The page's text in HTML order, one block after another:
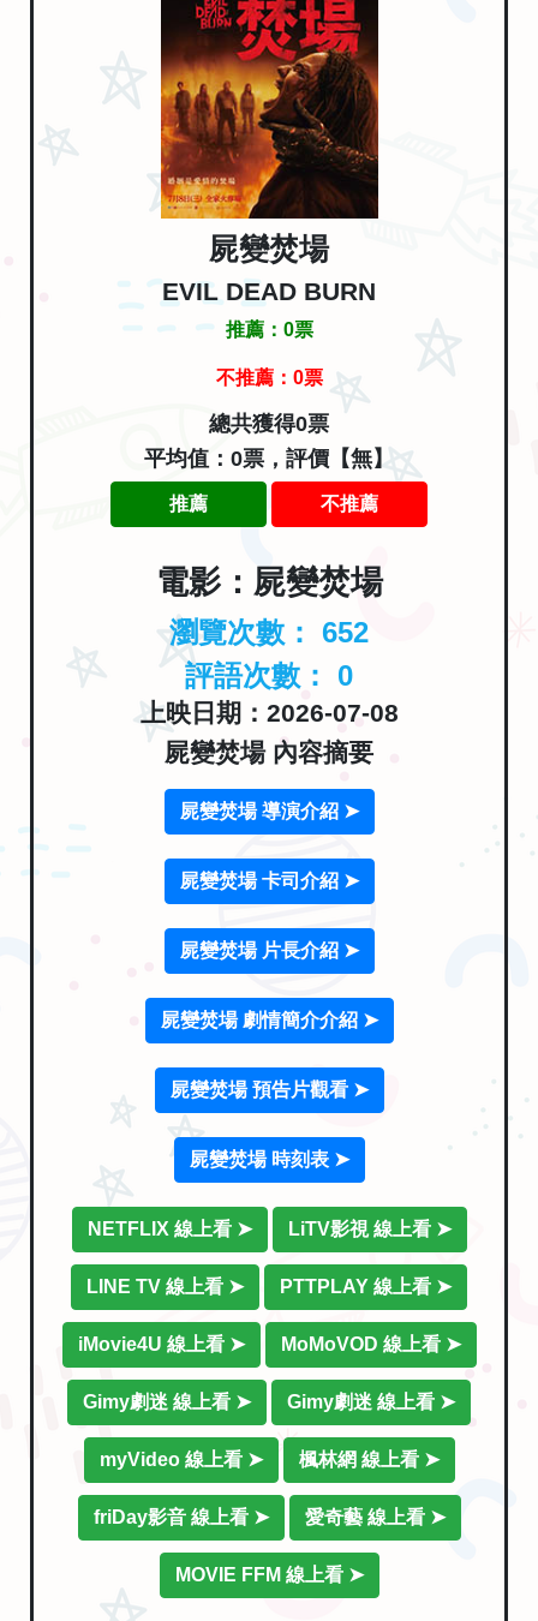
屍變焚場
EVIL DEAD BURN
推薦： 0票
不推薦： 0票
總共獲得0票
平均值：0票，評價【無】
推薦 不推薦
電影：屍變焚場
瀏覽次數： 652
評語次數： 0
上映日期：2026-07-08
屍變焚場 內容摘要
屍變焚場 導演介紹 ➤
屍變焚場 卡司介紹 ➤
屍變焚場 片長介紹 ➤
屍變焚場 劇情簡介介紹 ➤
屍變焚場 預告片觀看 ➤
屍變焚場 時刻表 ➤
NETFLIX 線上看 ➤ LiTV影視 線上看 ➤
LINE TV 線上看 ➤ PTTPLAY 線上看 ➤
iMovie4U 線上看 ➤ MoMoVOD 線上看 ➤
Gimy劇迷 線上看 ➤ Gimy劇迷 線上看 ➤
myVideo 線上看 ➤ 楓林網 線上看 ➤
friDay影音 線上看 ➤ 愛奇藝 線上看 ➤
MOVIE FFM 線上看 ➤